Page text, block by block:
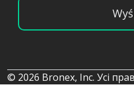
© 2026 Bronex, Inc. Усі